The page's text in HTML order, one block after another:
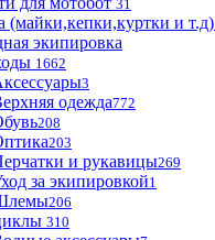
31
(майки,кепки,куртки и т.д)
экипировка
1662
3
одежда772
208
203
и рукавицы269
за экипировкой1
206
310